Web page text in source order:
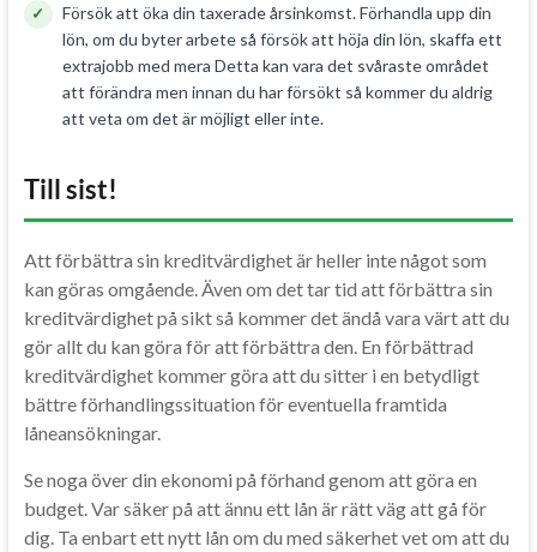
Försök att öka din taxerade årsinkomst. Förhandla upp din
lön, om du byter arbete så försök att höja din lön, skaffa ett
extrajobb med mera Detta kan vara det svåraste området
att förändra men innan du har försökt så kommer du aldrig
att veta om det är möjligt eller inte.
Till sist!
Att förbättra sin kreditvärdighet är heller inte något som
kan göras omgående. Även om det tar tid att förbättra sin
kreditvärdighet på sikt så kommer det ändå vara värt att du
gör allt du kan göra för att förbättra den. En förbättrad
kreditvärdighet kommer göra att du sitter i en betydligt
bättre förhandlingssituation för eventuella framtida
låneansökningar.
Se noga över din ekonomi på förhand genom att göra en
budget. Var säker på att ännu ett lån är rätt väg att gå för
dig. Ta enbart ett nytt lån om du med säkerhet vet om att du